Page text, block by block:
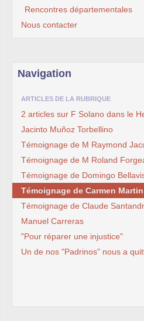
Rencontres départementales
Nous contacter
Navigation
ARTICLES DE LA RUBRIQUE
2 articles sur F Solano dans le
Jacinto Muñoz Torbellino
Témoignage de M Raymond
Témoignage de M Roland
Témoignage de Domingo
Témoignage de Carmen
Témoignage de Claude
Manuel Carreras
"Pour réparer une injustice"
Un de nos "Padrinos" nous a